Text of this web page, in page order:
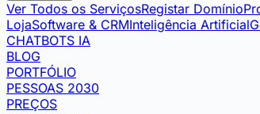
Ver Todos os ServiçosRegistar Domínio
LojaSoftware & CRMInteligência Artificial
CHATBOTS IA
BLOG
PORTFÓLIO
PESSOAS 2030
PREÇOS